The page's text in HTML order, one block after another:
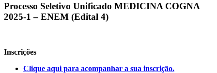
Processo Seletivo Unificado MEDICINA COGNA
2025-1 – ENEM (Edital 4)
Inscrições
Clique aqui para acompanhar a sua inscrição.